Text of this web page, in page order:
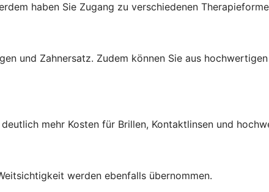
haben Sie Zugang zu verschiedenen
und Zahnersatz. Zudem können Sie aus
mehr Kosten für Brillen, Kontaktlinsen und
werden ebenfalls übernommen.